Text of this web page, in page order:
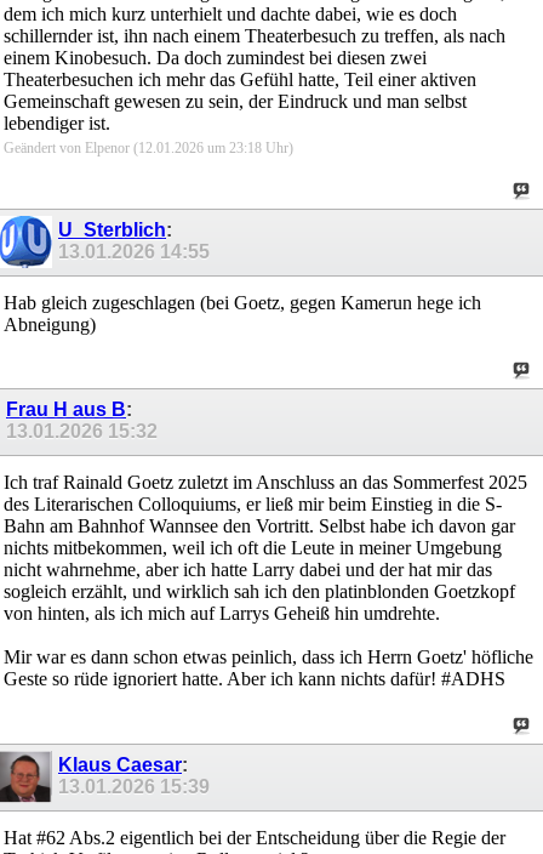
dem ich mich kurz unterhielt und dachte dabei, wie es doch
schillernder ist, ihn nach einem Theaterbesuch zu treffen, als nach
einem Kinobesuch. Da doch zumindest bei diesen zwei
Theaterbesuchen ich mehr das Gefühl hatte, Teil einer aktiven
Gemeinschaft gewesen zu sein, der Eindruck und man selbst
lebendiger ist.
Geändert von Elpenor (12.01.2026 um 23:18 Uhr)
U_Sterblich:
13.01.2026 14:55
Hab gleich zugeschlagen (bei Goetz, gegen Kamerun hege ich
Abneigung)
Frau H aus B:
13.01.2026 15:32
Ich traf Rainald Goetz zuletzt im Anschluss an das Sommerfest 2025
des Literarischen Colloquiums, er ließ mir beim Einstieg in die S-
Bahn am Bahnhof Wannsee den Vortritt. Selbst habe ich davon gar
nichts mitbekommen, weil ich oft die Leute in meiner Umgebung
nicht wahrnehme, aber ich hatte Larry dabei und der hat mir das
sogleich erzählt, und wirklich sah ich den platinblonden Goetzkopf
von hinten, als ich mich auf Larrys Geheiß hin umdrehte.
Mir war es dann schon etwas peinlich, dass ich Herrn Goetz' höfliche
Geste so rüde ignoriert hatte. Aber ich kann nichts dafür! #ADHS
Klaus Caesar:
13.01.2026 15:39
Hat #62 Abs.2 eigentlich bei der Entscheidung über die Regie der